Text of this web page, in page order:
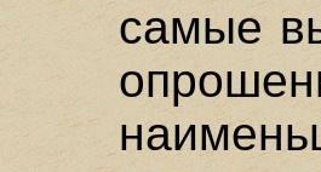
самые